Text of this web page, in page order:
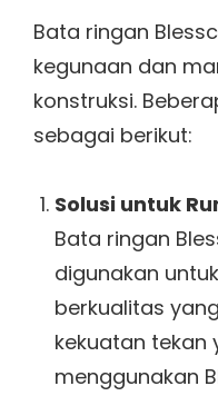
Bata ringan
kegunaan dan
konstruksi.
sebagai berikut:
Solusi untuk
Bata ringan
digunakan
berkualitas
kekuatan tekan
menggunakan